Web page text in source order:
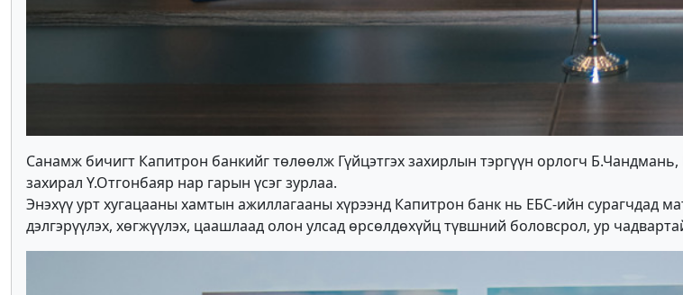
Санамж бичигт Капитрон банкийг төлөөлж Гүйцэтгэх захирлын тэргүүн орлогч
захирал Ү.Отгонбаяр нар гарын үсэг зурлаа.
Энэхүү урт хугацааны хамтын ажиллагааны хүрээнд Капитрон банк нь ЕБС-ийн сурагчдад
дэлгэрүүлэх, хөгжүүлэх, цаашлаад олон улсад өрсөлдөхүйц түвшний боловсрол, ур